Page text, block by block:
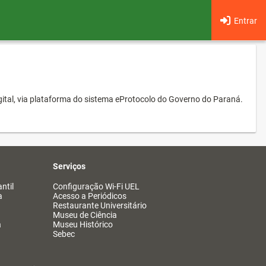
Entrar
via plataforma do sistema eProtocolo do Governo do Paraná.
Serviços
Configuração Wi-Fi UEL
Acesso a Periódicos
Restaurante Universitário
Museu de Ciência
Museu Histórico
Sebec